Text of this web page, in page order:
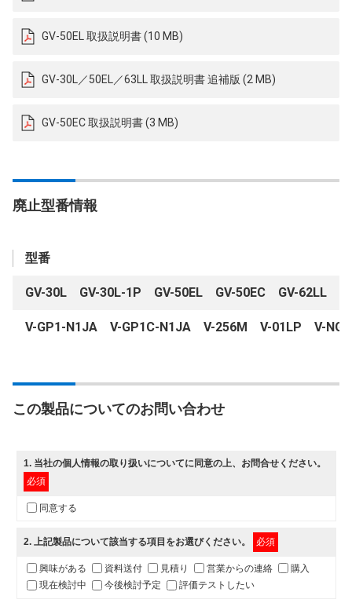
GV-50EL 取扱説明書 (10 MB)
GV-30L／50EL／63LL 取扱説明書 追補版 (2 MB)
GV-50EC 取扱説明書 (3 MB)
廃止型番情報
型番
GV-30L GV-30L-1P GV-50EL GV-50EC GV-62LL
V-GP1-N1JA V-GP1C-N1JA V-256M V-01LP V-
この製品についてのお問い合わせ
1. 当社の個人情報の取り扱いについてに同意の上、お問合せください。
必須
同意する
2. 上記製品について該当する項目をお選びください。 必須
興味がある 資料送付 見積り 営業からの連絡
購入
現在検討中
今後検討予定 評価テストしたい